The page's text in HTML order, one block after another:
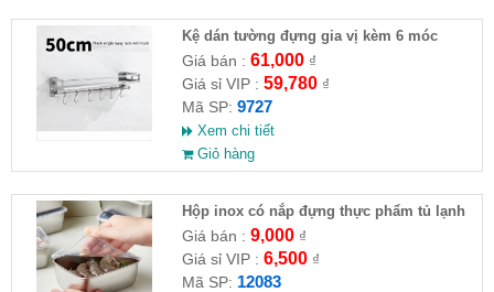
Kệ dán tường đựng gia vị kèm 6 móc
(50cm)
Giá bán : 61,000₫
Giá sỉ VIP : 59,780₫
Mã SP: 9727
Xem chi tiết
Giỏ hàng
Hộp inox có nắp đựng thực phẩm tủ lạnh
hộp size 13,5x6x10,5cm
Giá bán : 9,000₫
Giá sỉ VIP : 6,500₫
Mã SP: 12083